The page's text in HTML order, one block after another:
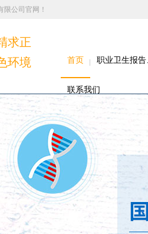
公司官网！
求正
环境
首页 职业卫生报
联系我们